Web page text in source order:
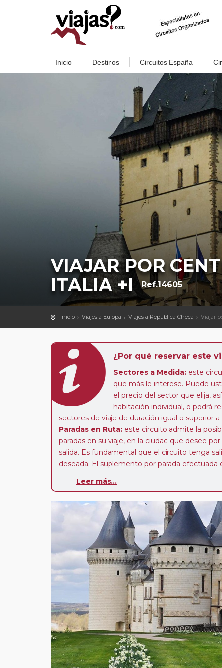
Inicio Destinos Circuitos España
VIAJAR POR
ITALIA +I Ref.14605
Inicio Viajes a Europa Viajes a República Checa Viajar
¿Por qué reservar este
Sectores a Medida: este
que más le interese. Puede
el precio del sector que elija,
habitación individual, o podrá
sectores de viaje de duración igual o superior
Paradas en Ruta: este circuito admite la
paradas en su viaje, en la ciudad que desee
salida. Es fundamental que el circuito tenga
deseada. El suplemento por parada efectuada
Pasajero Club:este circuito, en cualquier
realiza tras rellenar el cuestionario de
contarán con un descuento del 5%.
Leer más...